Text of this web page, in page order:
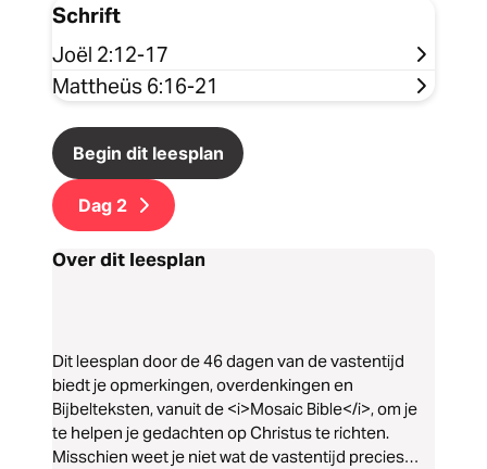
Schrift
Joël 2:12-17
Mattheüs 6:16-21
Begin dit leesplan
Dag 2
Over dit leesplan
Dit leesplan door de 46 dagen van de vastentijd
biedt je opmerkingen, overdenkingen en
Bijbelteksten, vanuit de <i>Mosaic Bible</i>, om je
te helpen je gedachten op Christus te richten.
Misschien weet je niet wat de vastentijd precies